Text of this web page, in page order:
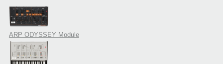
ARP ODYSSEY Module